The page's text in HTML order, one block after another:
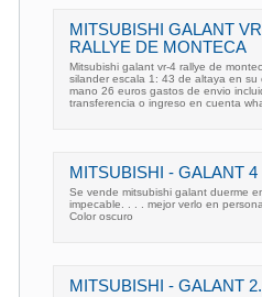
MITSUBISHI GALANT
RALLYE DE MONTECA
Mitsubishi galant vr-4 rallye de
silander escala 1: 43 de altaya en su
mano 26 euros gastos de envio
transferencia o ingreso en cuenta
MITSUBISHI - GALANT 4
Se vende mitsubishi galant duerme
impecable. . . . mejor verlo en
Color oscuro
MITSUBISHI - GALANT 2.